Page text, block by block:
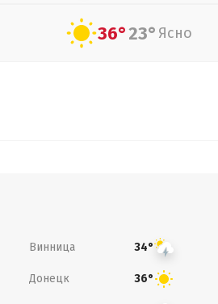
36°23° Ясно
Винница 34°
Донецк 36°